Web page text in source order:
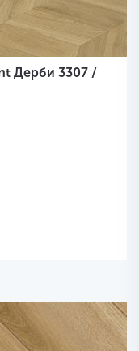
Дерби 3307 /